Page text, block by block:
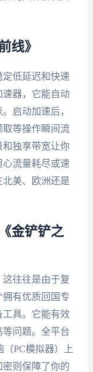
线》
低延迟和快速
器，它能自动
启动加速后，
等操作瞬间流
独享带宽让你
流量耗尽或速
美、欧洲还是
金铲铲之
往往是由于复
有优质回国专
具。它能有效
问题。全平台
（PC模拟器）上
则保障了你的